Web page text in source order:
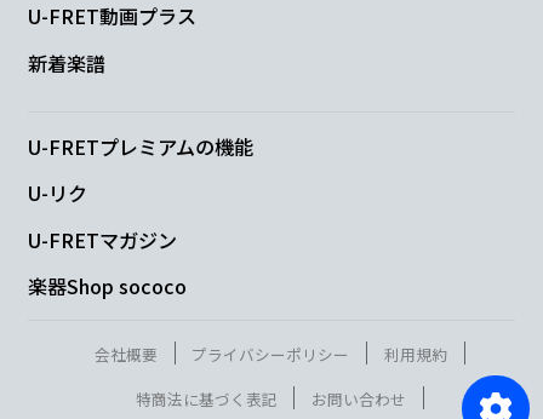
U-FRET動画プラス
新着楽譜
U-FRETプレミアムの機能
U-リク
U-FRETマガジン
楽器Shop sococo
会社概要 プライバシーポリシー
利用規約
特商法に基づく表記
お問い合わせ